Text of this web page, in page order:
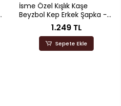
İsme Özel Kışlık Kaşe
Beyzbol Kep Erkek Şapka -
AB01003 - Mor1.249 TL
Sepete Ekle